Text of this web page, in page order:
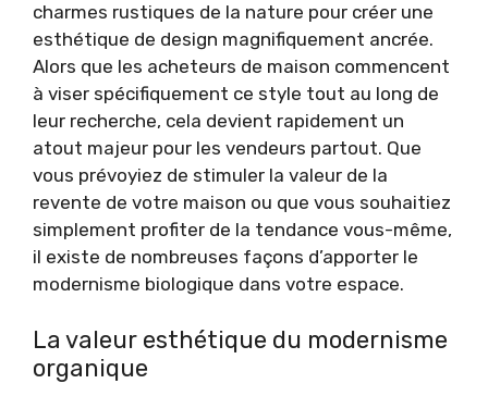
charmes rustiques de la nature pour créer une
esthétique de design magnifiquement ancrée.
Alors que les acheteurs de maison commencent
à viser spécifiquement ce style tout au long de
leur recherche, cela devient rapidement un
atout majeur pour les vendeurs partout. Que
vous prévoyiez de stimuler la valeur de la
revente de votre maison ou que vous souhaitiez
simplement profiter de la tendance vous-même,
il existe de nombreuses façons d’apporter le
modernisme biologique dans votre espace.
La valeur esthétique du modernisme
organique